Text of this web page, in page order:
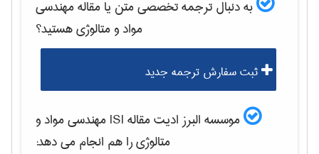
به دنبال ترجمه تخصصی متن یا مقالهمهندسی
مواد و متالوژیهستید؟
ثبت سفارش ترجمه جدید
موسسه البرز ادیت مقاله ISI
مهندسی مواد و
متالوژیرا هم انجام می دهد: